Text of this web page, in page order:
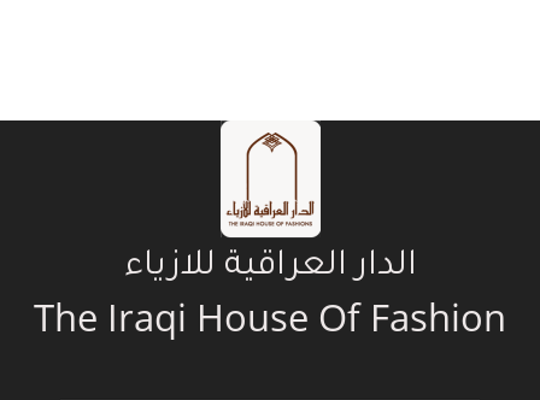
الدار العراقية للازياء
The Iraqi House Of Fashion